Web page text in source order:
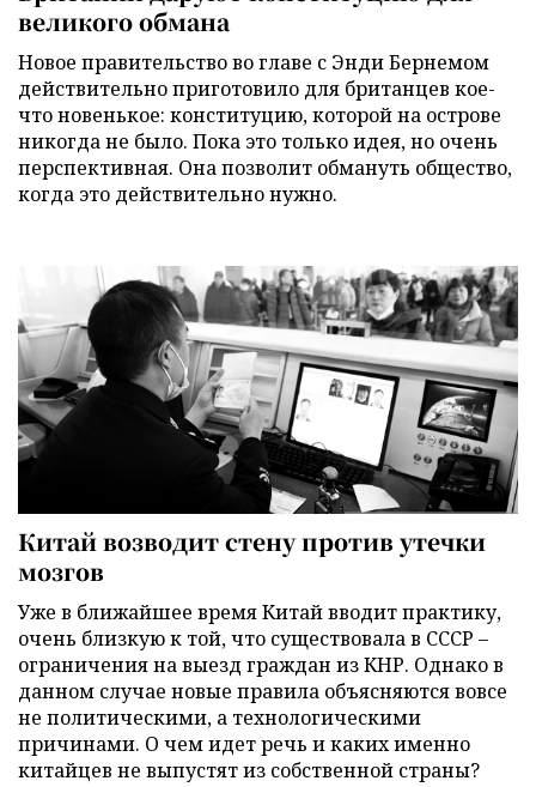
великого обмана
Новое правительство во главе с Энди Бернемом
действительно приготовило для британцев кое-
что новенькое: конституцию, которой на острове
никогда не было. Пока это только идея, но очень
перспективная. Она позволит обмануть общество,
когда это действительно нужно.
Китай возводит стену против утечки
мозгов
Уже в ближайшее время Китай вводит практику,
очень близкую к той, что существовала в СССР –
ограничения на выезд граждан из КНР. Однако в
данном случае новые правила объясняются вовсе
не политическими, а технологическими
причинами. О чем идет речь и каких именно
китайцев не выпустят из собственной страны?